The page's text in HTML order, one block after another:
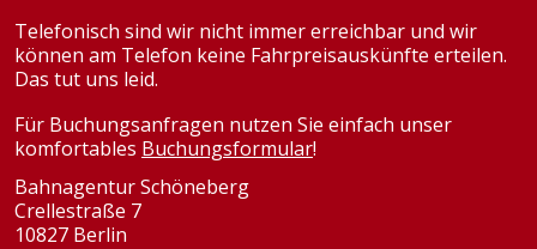
Telefonisch sind wir nicht immer erreichbar und wir
können am Telefon keine Fahrpreisauskünfte erteilen.
Das tut uns leid.
Für Buchungsanfragen nutzen Sie einfach unser
komfortables Buchungsformular!
Bahnagentur Schöneberg
Crellestraße 7
10827 Berlin